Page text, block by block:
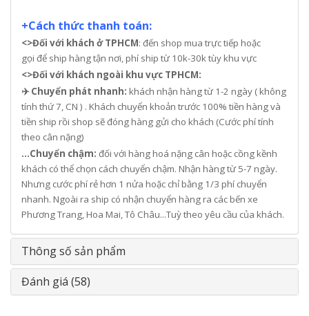
+Cách thức thanh toán:
<>Đối với khách ở TPHCM: đến shop mua trực tiếp hoặc
gọi để ship hàng tận nơi, phí ship từ 10k-30k tùy khu vực
<>Đối với khách ngoài khu vực TPHCM:
✈️ Chuyển phát nhanh: khách nhận hàng từ 1-2 ngày ( không
tính thứ 7, CN ) . Khách chuyển khoản trước 100% tiền hàng và
tiền ship rồi shop sẽ đóng hàng gửi cho khách (Cước phí tính
theo cân nặng)
...Chuyển chậm: đối với hàng hoá nặng cân hoặc cồng kềnh
khách có thể chọn cách chuyển chậm. Nhận hàng từ 5-7 ngày.
Nhưng cước phí rẻ hơn 1 nửa hoặc chỉ bằng 1/3 phí chuyển
nhanh. Ngoài ra ship có nhận chuyển hàng ra các bến xe
Phương Trang, Hoa Mai, Tô Châu...Tuỳ theo yêu cầu của khách.
Thông số sản phẩm
Đánh giá (58)